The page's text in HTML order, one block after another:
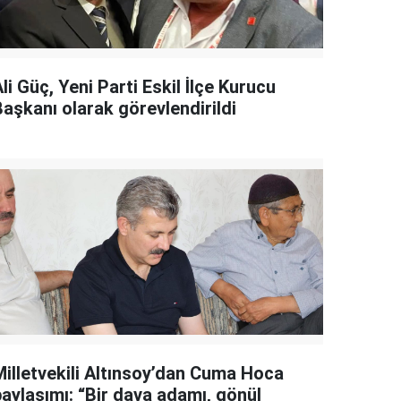
Güç, Yeni Parti Eskil İlçe Kurucu
olarak görevlendirildi
Altınsoy’dan Cuma Hoca
“Bir dava adamı, gönül